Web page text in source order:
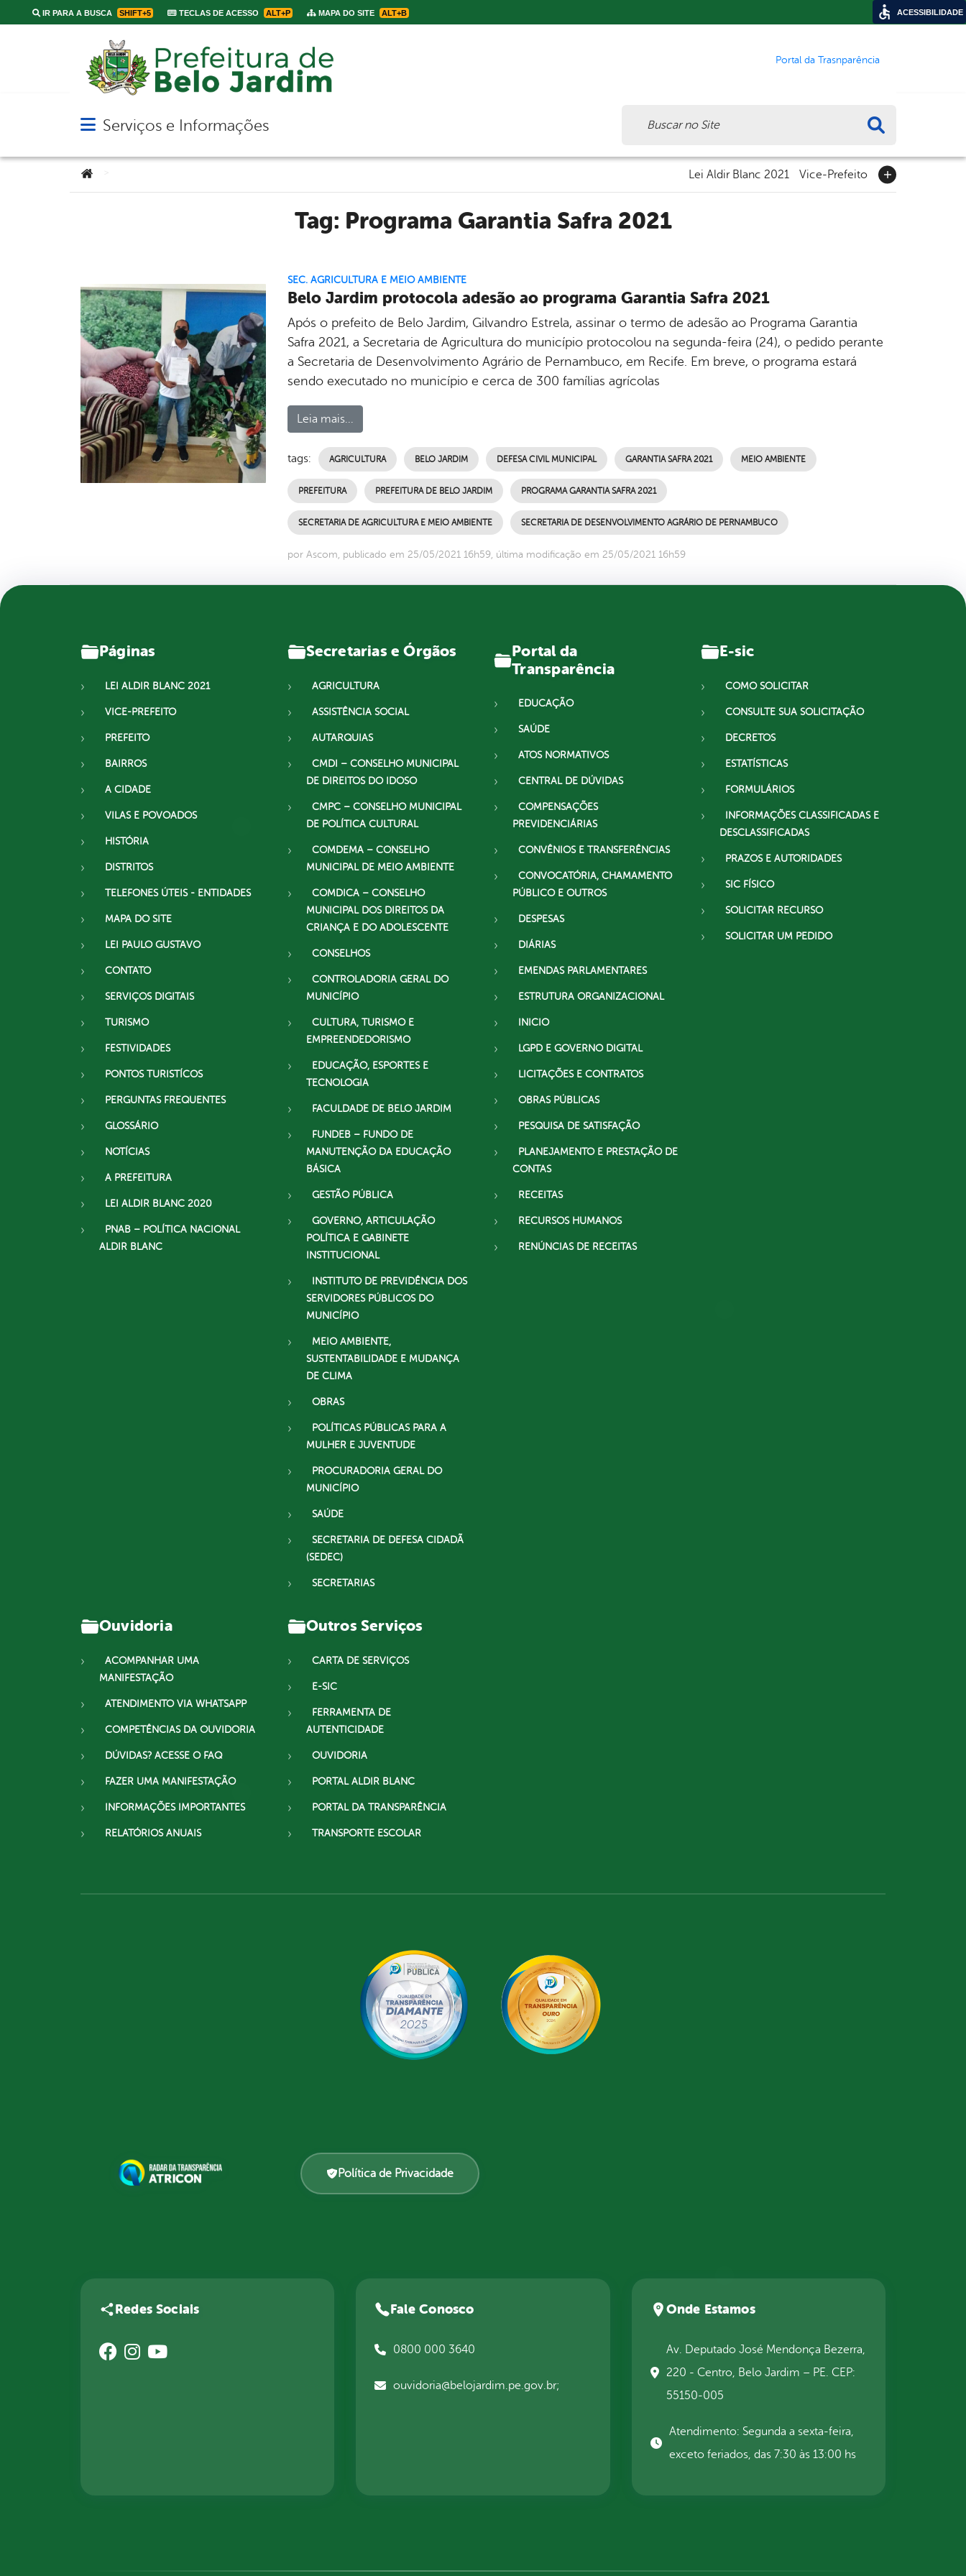
IR PARA A BUSCA SHIFT+5 TECLAS DE ACESSO ALT+P MAPA DO SITE ALT+B
Portal da Trasnparência
Abrir menu principal de navegação
Serviços e Informações
Você está aqui: Lei Aldir Blanc 2021 Vice-Prefeito
Tag: Programa Garantia Safra 2021
SEC. AGRICULTURA E MEIO AMBIENTE
Belo Jardim protocola adesão ao programa Garantia Safra 2021
Após o prefeito de Belo Jardim, Gilvandro Estrela, assinar o termo de adesão ao Programa Garantia
Safra 2021, a Secretaria de Agricultura do município protocolou na segunda-feira (24), o pedido perante
a Secretaria de Desenvolvimento Agrário de Pernambuco, em Recife. Em breve, o programa estará
sendo executado no município e cerca de 300 famílias agrícolas
Leia mais...
tags: AGRICULTURA BELO JARDIM DEFESA CIVIL MUNICIPAL GARANTIA SAFRA 2021 MEIO AMBIENTE
PREFEITURA PREFEITURA DE BELO JARDIM PROGRAMA GARANTIA SAFRA 2021
SECRETARIA DE AGRICULTURA E MEIO AMBIENTE SECRETARIA DE DESENVOLVIMENTO AGRÁRIO DE PERNAMBUCO
por Ascom, publicado em 25/05/2021 16h59, última modificação em 25/05/2021 16h59
Páginas
LEI ALDIR BLANC 2021
VICE-PREFEITO
PREFEITO
BAIRROS
A CIDADE
VILAS E POVOADOS
HISTÓRIA
DISTRITOS
TELEFONES ÚTEIS - ENTIDADES
MAPA DO SITE
LEI PAULO GUSTAVO
CONTATO
SERVIÇOS DIGITAIS
TURISMO
FESTIVIDADES
PONTOS TURISTÍCOS
PERGUNTAS FREQUENTES
GLOSSÁRIO
NOTÍCIAS
A PREFEITURA
LEI ALDIR BLANC 2020
PNAB – POLÍTICA NACIONAL
ALDIR BLANC
Secretarias e Órgãos
AGRICULTURA
ASSISTÊNCIA SOCIAL
AUTARQUIAS
CMDI – CONSELHO MUNICIPAL
DE DIREITOS DO IDOSO
CMPC – CONSELHO MUNICIPAL
DE POLÍTICA CULTURAL
COMDEMA – CONSELHO
MUNICIPAL DE MEIO AMBIENTE
COMDICA – CONSELHO
MUNICIPAL DOS DIREITOS DA
CRIANÇA E DO ADOLESCENTE
CONSELHOS
CONTROLADORIA GERAL DO
MUNICÍPIO
CULTURA, TURISMO E
EMPREENDEDORISMO
EDUCAÇÃO, ESPORTES E
TECNOLOGIA
FACULDADE DE BELO JARDIM
FUNDEB – FUNDO DE
MANUTENÇÃO DA EDUCAÇÃO
BÁSICA
GESTÃO PÚBLICA
GOVERNO, ARTICULAÇÃO
POLÍTICA E GABINETE
INSTITUCIONAL
INSTITUTO DE PREVIDÊNCIA DOS
SERVIDORES PÚBLICOS DO
MUNICÍPIO
MEIO AMBIENTE,
SUSTENTABILIDADE E MUDANÇA
DE CLIMA
OBRAS
POLÍTICAS PÚBLICAS PARA A
MULHER E JUVENTUDE
PROCURADORIA GERAL DO
MUNICÍPIO
SAÚDE
SECRETARIA DE DEFESA CIDADÃ
(SEDEC)
SECRETARIAS
Portal da
Transparência
EDUCAÇÃO
SAÚDE
ATOS NORMATIVOS
CENTRAL DE DÚVIDAS
COMPENSAÇÕES
PREVIDENCIÁRIAS
CONVÊNIOS E TRANSFERÊNCIAS
CONVOCATÓRIA, CHAMAMENTO
PÚBLICO E OUTROS
DESPESAS
DIÁRIAS
EMENDAS PARLAMENTARES
ESTRUTURA ORGANIZACIONAL
INICIO
LGPD E GOVERNO DIGITAL
LICITAÇÕES E CONTRATOS
OBRAS PÚBLICAS
PESQUISA DE SATISFAÇÃO
PLANEJAMENTO E PRESTAÇÃO DE
CONTAS
RECEITAS
RECURSOS HUMANOS
RENÚNCIAS DE RECEITAS
E-sic
COMO SOLICITAR
CONSULTE SUA SOLICITAÇÃO
DECRETOS
ESTATÍSTICAS
FORMULÁRIOS
INFORMAÇÕES CLASSIFICADAS E
DESCLASSIFICADAS
PRAZOS E AUTORIDADES
SIC FÍSICO
SOLICITAR RECURSO
SOLICITAR UM PEDIDO
Ouvidoria
ACOMPANHAR UMA
MANIFESTAÇÃO
ATENDIMENTO VIA WHATSAPP
COMPETÊNCIAS DA OUVIDORIA
DÚVIDAS? ACESSE O FAQ
FAZER UMA MANIFESTAÇÃO
INFORMAÇÕES IMPORTANTES
RELATÓRIOS ANUAIS
Outros Serviços
CARTA DE SERVIÇOS
E-SIC
FERRAMENTA DE
AUTENTICIDADE
OUVIDORIA
PORTAL ALDIR BLANC
PORTAL DA TRANSPARÊNCIA
TRANSPORTE ESCOLAR
Política de Privacidade
Redes Sociais Fale Conosco
0800 000 3640
ouvidoria@belojardim.pe.gov.br;
Onde Estamos
Av. Deputado José Mendonça Bezerra,
220 - Centro, Belo Jardim – PE. CEP:
55150-005
Atendimento: Segunda a sexta-feira,
exceto feriados, das 7:30 às 13:00 hs
ACESSIBILIDADE